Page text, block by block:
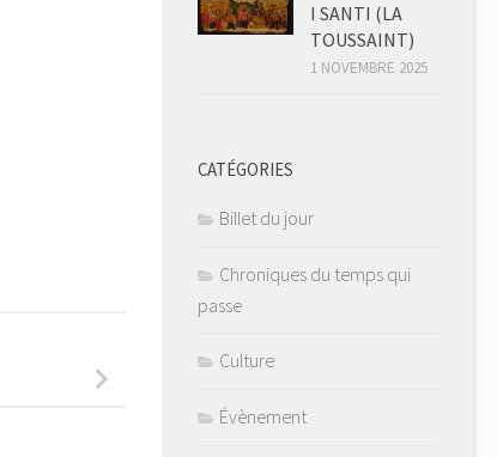
I SANTI (LA
TOUSSAINT)
1 NOVEMBRE 2025
CATÉGORIES
Billet du jour
Chroniques du temps qui
passe
Culture
Évènement